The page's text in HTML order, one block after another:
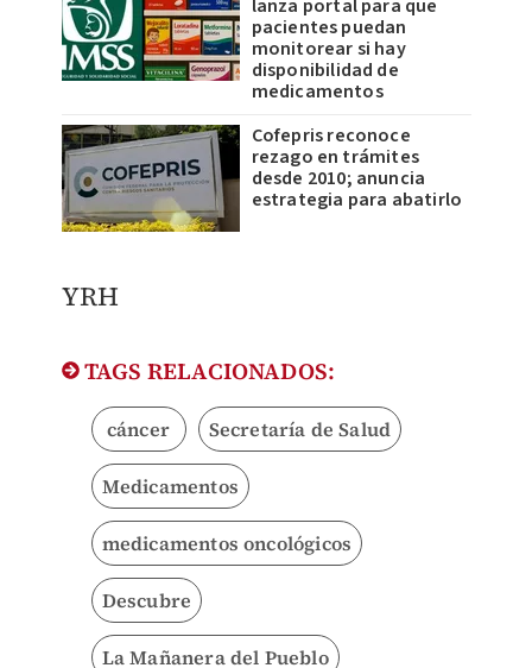
lanza portal para que
pacientes puedan
monitorear si hay
disponibilidad de
medicamentos
Cofepris reconoce
rezago en trámites
desde 2010; anuncia
estrategia para abatirlo
YRH
TAGS RELACIONADOS:
cáncer Secretaría de Salud
Medicamentos
medicamentos oncológicos
Descubre
La Mañanera del Pueblo